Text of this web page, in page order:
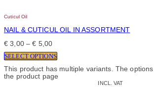
Cuticul Oil
NAIL & CUTICUL OIL IN ASSORTMENT
€ 3,00–€ 5,00
SELECT OPTIONS
This product has multiple variants. The
the product page
INCL. VAT